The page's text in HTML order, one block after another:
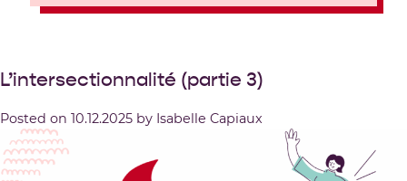
L’intersectionnalité (partie 3)
Posted on 10.12.2025 by Isabelle Capiaux